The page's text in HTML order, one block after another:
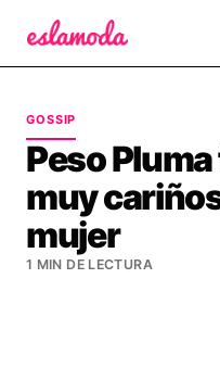
GOSSIP
Peso
muy
mujer
1 MIN DE LECTURA